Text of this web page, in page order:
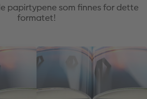
papirtypene som finnes for dette
formatet!